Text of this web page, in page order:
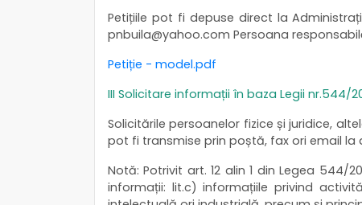
Petițiile pot fi depuse direct la
pnbuila@yahoo.com Persoana
Petiție - model.pdf
III Solicitare informații în baza Legii nr.544/
Solicitările persoanelor fizice și juridice,
pot fi transmise prin poștă, fax ori email la
Notă: Potrivit art. 12 alin 1 din Legea 544/
informații: lit.c) informațiile privind